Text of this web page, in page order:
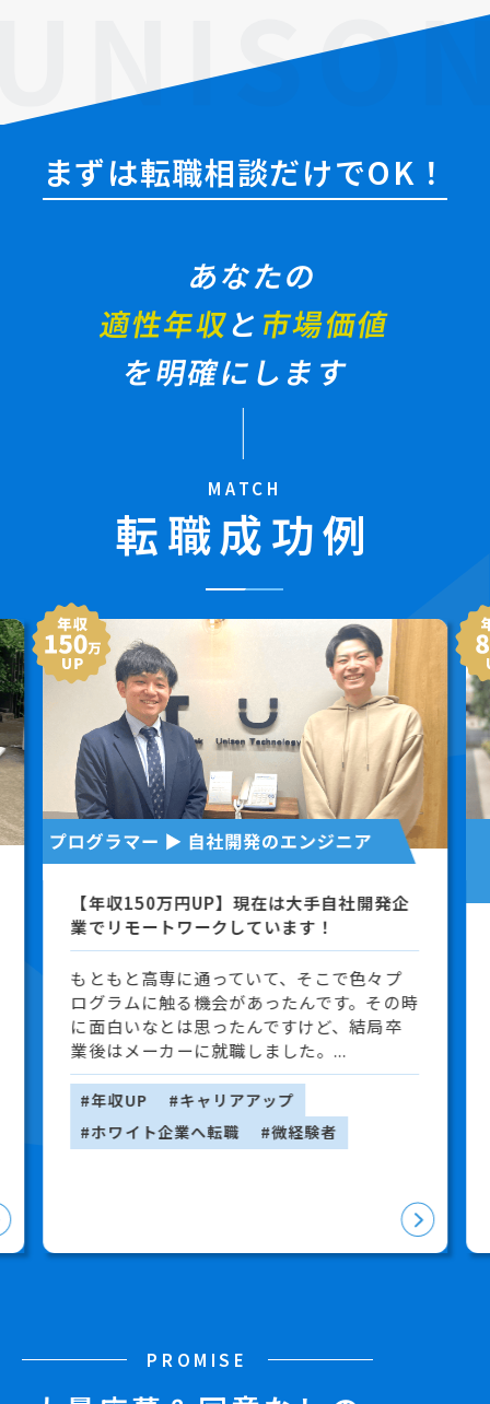
まずは転職相談だけでOK！
あなたの
適性年収と市場価値
を明確にします
MATCH
転職成功例
【年収150万円UP】現在は大手自社開発企
業でリモートワークしています！
もともと高専に通っていて、そこで色々プ
ログラムに触る機会があったんです。その時
に面白いなとは思ったんですけど、結局卒
業後はメーカーに就職しました。...
#年収UP
#キャリアアップ
#ホワイト企業へ転職
#微経験者
PROMISE